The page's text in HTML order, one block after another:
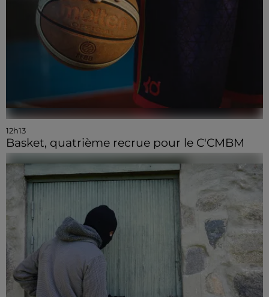
12h13
Basket, quatrième recrue pour le C'CMBM